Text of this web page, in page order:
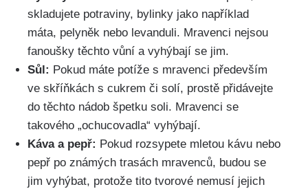
skladujete potraviny, bylinky jako například
máta, pelyněk nebo levanduli. Mravenci nejsou
fanoušky těchto vůní a ​vyhýbají se jim.
Sůl: Pokud máte potíže s mravenci především
ve skříňkách ⁣s cukrem či solí, prostě přidávejte
do těchto nádob špetku ​soli. Mravenci se
⁢takového‍ „ochucovadla“ vyhýbají.
Káva a pepř: Pokud rozsypete mletou kávu nebo
pepř po známých trasách ⁤mravenců,‌ budou se
jim⁣ vyhýbat, protože tito ⁤tvorové nemusí jejich